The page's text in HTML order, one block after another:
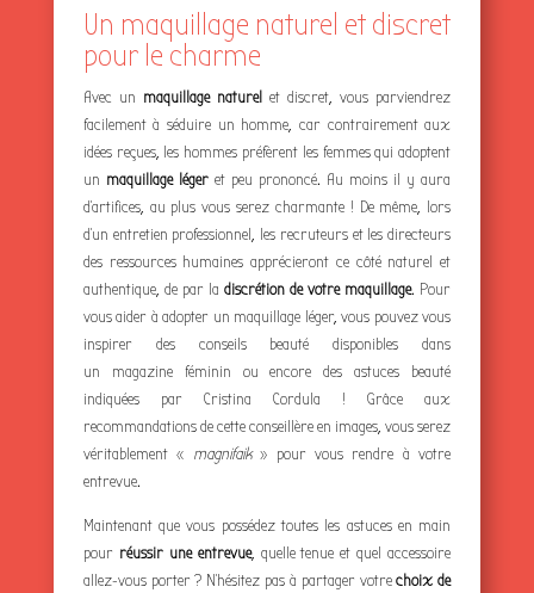
Un maquillage naturel et discret
pour le charme
Avec un maquillage naturelet discret, vous parviendrez
facilement à séduire un homme, car contrairement aux
idées reçues, les hommes préfèrent les femmes qui adoptent
un maquillage légeret peu prononcé. Au moins il y aura
d’artifices, au plus vous serez charmante ! De même, lors
d’un entretien professionnel, les recruteurs et les directeurs
des ressources humaines apprécieront ce côté naturel et
authentique, de par la discrétion de votre maquillage. Pour
vous aider à adopter un maquillage léger, vous pouvez vous
inspirer des conseils beauté disponibles dans
un magazine féminin ou encore des astuces beauté
indiquées par Cristina Cordula ! Grâce aux
recommandations de cette conseillère en images, vous serez
véritablement « magnifaik» pour vous rendre à votre
entrevue.
Maintenant que vous possédez toutes les astuces en main
pour réussir une entrevue, quelle tenue et quel accessoire
allez-vous porter ? N’hésitez pas à partager votrechoix de